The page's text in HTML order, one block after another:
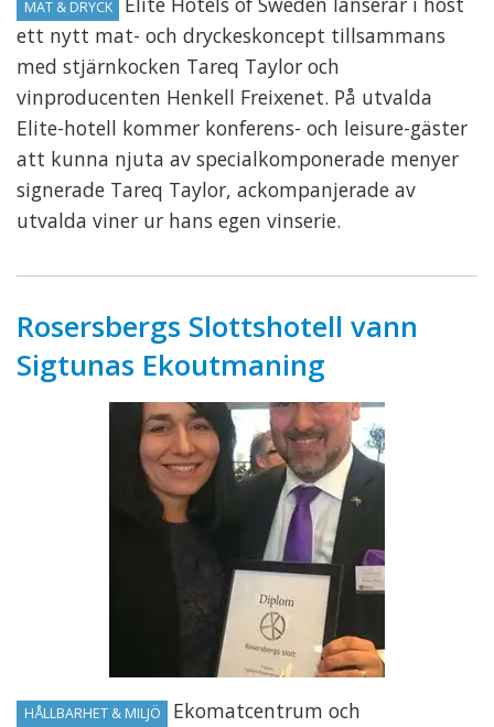
MAT & DRYCK
ett nytt mat- och dryckeskoncept tillsammans
med stjärnkocken Tareq Taylor och
vinproducenten Henkell Freixenet. På utvalda
Elite-hotell kommer konferens- och leisure-gäster
att kunna njuta av specialkomponerade menyer
signerade Tareq Taylor, ackompanjerade av
utvalda viner ur hans egen vinserie.
Rosersbergs Slottshotell vann
Sigtunas Ekoutmaning
HÅLLBARHET & MILJÖ
Ekomatcentrum och